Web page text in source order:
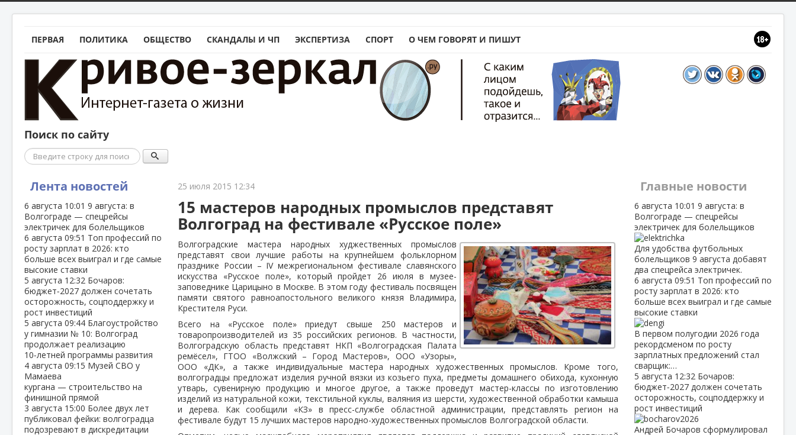
ПЕРВАЯ ПОЛИТИКА ОБЩЕСТВО СКАНДАЛЫ И ЧП ЭКСПЕРТИЗА СПОРТ О ЧЕМ ГОВОРЯТ И ПИШУТ
Поиск по сайту
Поиск
Лента новостей
6 августа 10:01 9 августа: в
Волгограде — спецрейсы
электричек для болельщиков
6 августа 09:51 Топ профессий по
росту зарплат в 2026: кто
больше всех выиграл и где самые
высокие ставки
5 августа 12:32 Бочаров:
бюджет‑2027 должен сочетать
осторожность, соцподдержку и
рост инвестиций
5 августа 09:44 Благоустройство
у гимназии № 10: Волгоград
продолжает реализацию
10‑летней программы развития
4 августа 09:15 Музей СВО у
Мамаева
кургана — строительство на
финишной прямой
3 августа 15:00 Более двух лет
публиковал фейки: волгоградца
подозревают в дискредитации
25 июля 2015 12:34
15 мастеров народных промыслов представят
Волгоград на фестивале «Русское поле»
Волгоградские мастера народных худжественных промыслов
представят свои лучшие работы на крупнейшем фольклорном
празднике России – IV межрегиональном фестивале славянского
искусства «Русское поле», который пройдет 26 июля в музее-
заповеднике Царицыно в Москве. В этом году фестиваль посвящен
памяти святого равноапостольного великого князя Владимира,
Крестителя Руси.
Всего на «Русское поле» приедут свыше 250 мастеров и
товаропроизводителей из 35 российских регионов. В частности,
Волгоградскую область представят НКП «Волгоградская Палата
ремёсел», ГТОО «Волжский – Город Мастеров», ООО «Узоры»,
ООО «ДК», а также индивидуальные мастера народных художественных промыслов. Кроме того,
волгоградцы предложат изделия ручной вязки из козьего пуха, предметы домашнего обихода, кухонную
утварь, сувенирную продукцию и многое другое, а также проведут мастер-классы по изготовлению
изделий из натуральной кожи, текстильной куклы, валяния из шерсти, художественной обработки камыша
и дерева. Как сообщили «КЗ» в пресс-службе областной администрации, представлять регион на
фестивале будут 15 лучших мастеров народно-художественных промыслов Волгоградской области.
Главные новости
6 августа 10:01 9 августа: в
Волгограде — спецрейсы
электричек для болельщиков
Для удобства футбольных
болельщиков 9 августа добавят
два спецрейса электричек.
6 августа 09:51 Топ профессий по
росту зарплат в 2026: кто
больше всех выиграл и где самые
высокие ставки
В первом полугодии 2026 года
рекордсменом по росту
зарплатных предложений стал
сварщик:…
5 августа 12:32 Бочаров:
бюджет‑2027 должен сочетать
осторожность, соцподдержку и
рост инвестиций
Андрей Бочаров сформулировал